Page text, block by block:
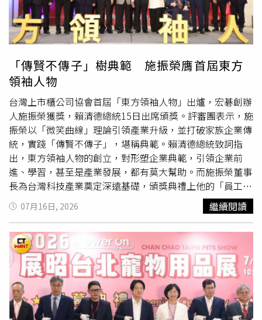
款，大呼自己也是受害者。（圖／貴族世家官網）對此，
「貴族世家」集團李姓執行長表示，業者支持政府鐵腕下
架，可問題來了！因為下架中聯、台糖等大廠，現在安全的
食用油廠，只剩下「大統益」（全國最大食用油製造廠）以
及「唯義」等一些小廠，所製造的食用油沒有問題。不曉得
是商人囤積居奇，還是見到市場行情緊俏，政府宣布預防性
下架，油品馬上漲價，一桶食用油本來出廠價是1100元，
立馬漲到1300元，漲幅接近20％，且價格持續攀升中，業
界人士研判，恐怕得漲到40、甚至50％，這對用量大的廠
商來說，簡直是一場災難。更糟的是，業者捧著鈔票買不到
油！李姓執行長說，貴族世家全國有125家分店，庫存的油
全都作廢！為了趕緊買安全的油，傷透腦筋，得用「搶」
的，甚至搶到油、下了單，工廠拿翹，要求買家自己運貨，
他們也只能吞下。台中市長盧秀燕堅持食品含致癌油低於
20％也得下架，逼得中央跟進。（圖／台中市政府提供）此
外，原本法令規定，含有問題油比例20%以上的食品才須下
架，台中市長盧秀燕開第一槍，表示20％以下也得下架，因
民眾響應，中央只好加碼跟進。對此，李姓執行長說：「業
者願意配合政策，例如沾牛排的蘑菇醬，用油僅2.5％不
到，但我們所有分店立刻丟棄原有蘑菇醬，一滴不留」。問
題是，專家指出，一級致癌物「苯駢芘」（BaP）聽來嚇
人，但苯駢芘會經由肝臟代謝後隨尿液及糞便排出，不會長
期積累在脂肪組織，且代謝物具活性，必須長期、大量、持
「傳賢不傳子」樹典範 施振榮膺首屆東方
領袖人物
台灣上市櫃公司協會首屆「東方領袖人物」出爐，宏碁創辦
人施振榮獲獎，賴清德總統15日出席頒獎。評審團表示，施
振榮以「微笑曲線」理論引領產業升級，並打破家族企業傳
統，實踐「傳賢不傳子」，堪稱典範。賴清德總統致詞指
出，東方領袖人物的創立，對形塑企業典範，引領企業前
進、學習，甚至是產業發展，都有莫大幫助。而施振榮董事
長為台灣科技產業奠定深遠基礎，頒獎典禮上他的「員工」
齊聚一堂，包括現任宏碁集團董事長陳俊聖、緯創資通董事
長林憲銘、和碩聯合科技董事長童子賢等，甚至是桃園市長
張善政，可說是「創業成功、桃李滿天下」。獲獎的施振榮
一上台笑說，獲得此次肯定，「責任更大了，還好身體還可
以，能繼續打拚！」他更透露，人生很多意外，第一次大專
聯考時數學只考9分，考進成大數學系，媽媽希望他重考，
隔年考上第一屆交大電子工程系，但「如果我英文比較好，
就會去念台大物理系，台灣電子工業可能就不太一樣了！」
他回顧創業歷程，包括開發出台灣第一台電算器、一系列掌
07月16日, 2026 繼續閱讀